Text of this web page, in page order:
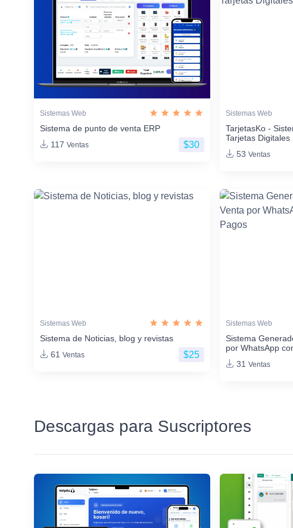
Sistemas Web
Sistema de punto de venta ERP
117 Ventas $30
Sistemas Web
TarjetasKo -
Tarjetas Digitales
53 Ventas
Sistemas Web
Sistema de Noticias, blog y revistas
61 Ventas $25
Sistemas Web
Sistema
por WhatsApp
31 Ventas
Descargas para Suscriptores